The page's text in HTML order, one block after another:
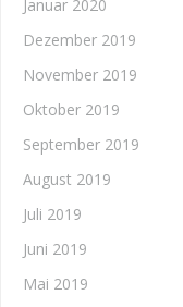
Januar 2020
Dezember 2019
November 2019
Oktober 2019
September 2019
August 2019
Juli 2019
Juni 2019
Mai 2019